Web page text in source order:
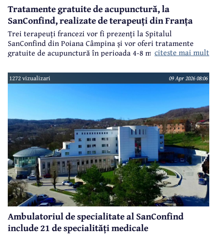
Tratamente gratuite de acupunctură, la
SanConfind, realizate de terapeuți din Franța
Trei terapeuți francezi vor fi prezenți la Spitalul
SanConfind din Poiana Câmpina și vor oferi tratamente
gratuite de acupunctură în perioada 4-8 mai 2026.citeste mai mult
1272 vizualizari 09 Apr 2026 08:06
Ambulatoriul de specialitate al SanConfind
include 21 de specialități medicale